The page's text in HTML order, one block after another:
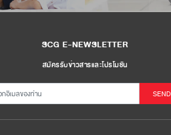
SCG E-NEWSLETTER
สมัครรับข่าวสารและโปรโมชัน
SEND